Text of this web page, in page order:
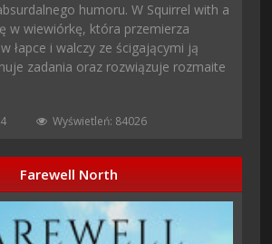
humoru. W Squirrel with a
w wiewiórkę, która przemierza
łapce i walczy ze ścigającymi ją
zadania oraz rozwiązuje rozmaite
Wyświetleń: 84026
Farewell North